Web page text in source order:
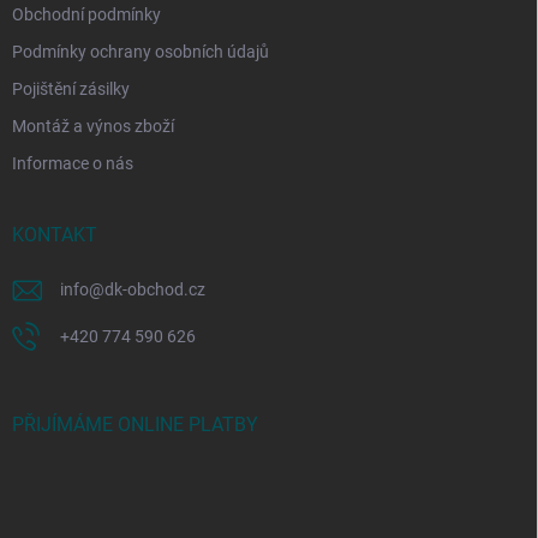
Obchodní podmínky
Podmínky ochrany osobních údajů
Pojištění zásilky
Montáž a výnos zboží
Informace o nás
KONTAKT
info@dk-obchod.cz
+420 774 590 626
PŘIJÍMÁME ONLINE PLATBY